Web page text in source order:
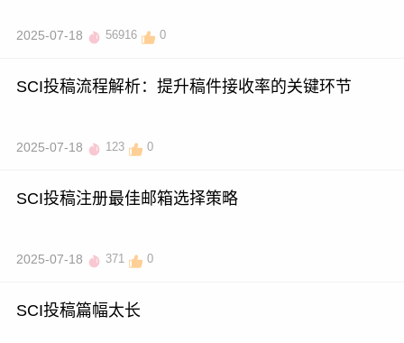
2025-07-18 56916 0
SCI投稿流程解析：提升稿件接收率的关键环节
2025-07-18 123 0
SCI投稿注册最佳邮箱选择策略
2025-07-18 371 0
SCI投稿篇幅太长